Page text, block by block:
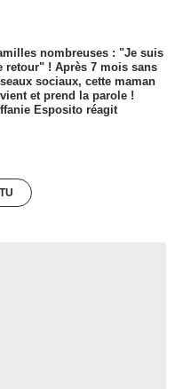
nombreuses : "Je suis
retour" ! Après 7 mois sans
sociaux, cette maman
et prend la parole !
Esposito réagit